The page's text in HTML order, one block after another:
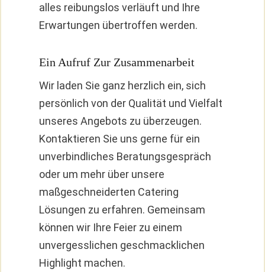
alles reibungslos verläuft und Ihre
Erwartungen übertroffen werden.
Ein Aufruf Zur Zusammenarbeit
Wir laden Sie ganz herzlich ein, sich
persönlich von der Qualität und Vielfalt
unseres Angebots zu überzeugen.
Kontaktieren Sie uns gerne für ein
unverbindliches Beratungsgespräch
oder um mehr über unsere
maßgeschneiderten Catering
Lösungen zu erfahren. Gemeinsam
können wir Ihre Feier zu einem
unvergesslichen geschmacklichen
Highlight machen.